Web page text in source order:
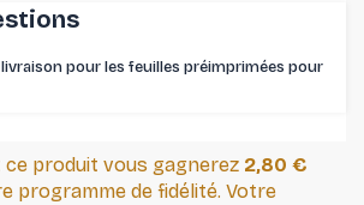
livraison pour les feuilles préimprimées pour
produit vous gagnerez 2,80 €
programme de fidélité. Votre